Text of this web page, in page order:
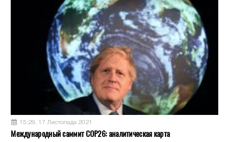
15:29, 17 Листопада 2021
Международный саммит COP26: аналитическая карта